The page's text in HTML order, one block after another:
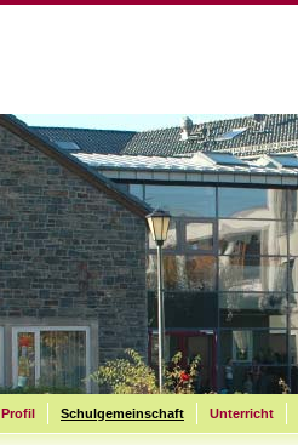
Profil Schulgemeinschaft Unterricht